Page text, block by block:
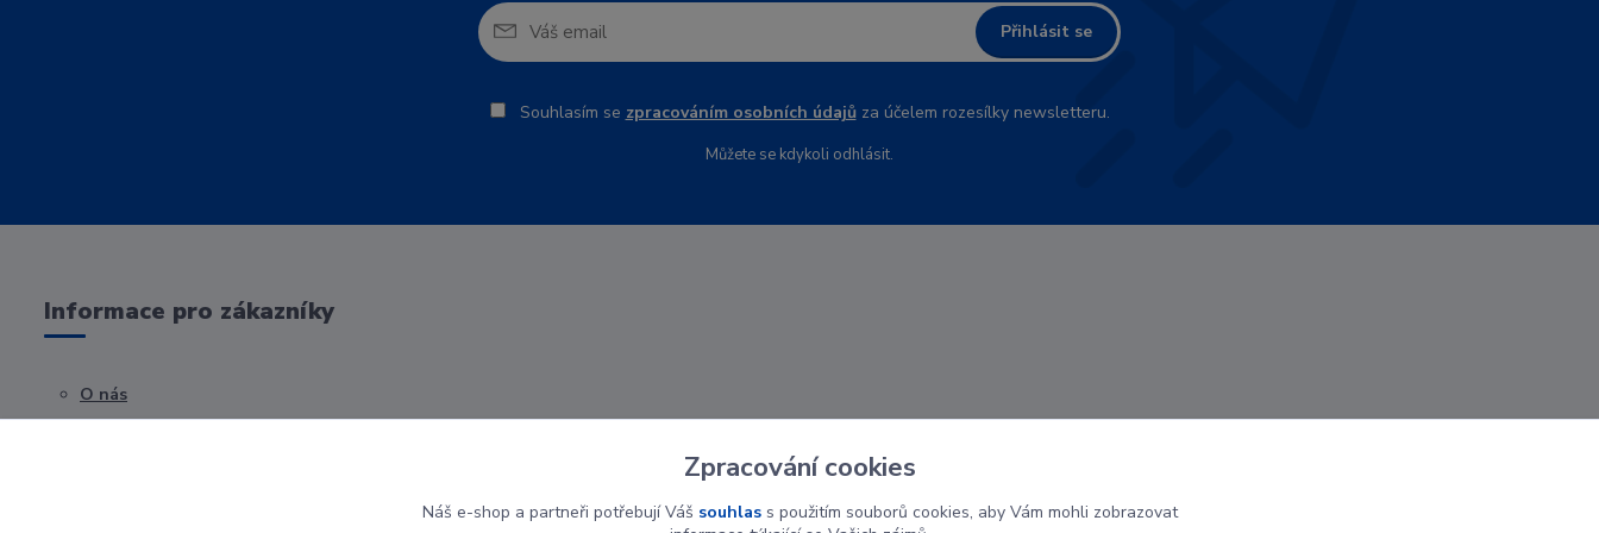
Přihlásit se
Souhlasím se zpracováním osobních údajůza účelem rozesílky newsletteru.
Můžete se kdykoli odhlásit.
Informace pro zákazníky
O nás
Zpracování cookies
Náš e-shop a partneři potřebují Váš souhlass použitím souborů cookies, aby Vám mohli zobrazovat